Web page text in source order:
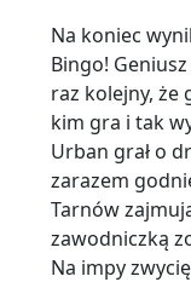
Na koniec
Bingo!
raz kolejny, że
kim gra i tak
Urban grał o
zarazem
Tarnów
zawodniczką
Na impy